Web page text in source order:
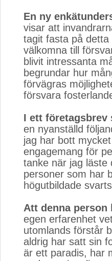
En ny
visar att
tagit fasta på detta
välkomna till
blivit intressanta
begrundar hur
förvägras
försvara
I ett företagsbrev
en nyanställd
jag har bott
engagemang för
tanke när jag läste
personer som har
högutbildade
Att denna person
egen erfarenhet
utomlands förstår
aldrig har satt sin
är ett paradis, har